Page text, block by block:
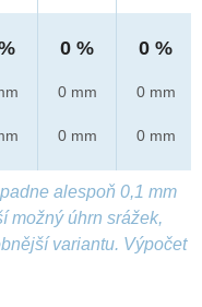
0 %
0 mm
0 mm
0 %
0 mm
0 mm
alespoň 0,1 mm
možný úhrn srážek,
variantu. Výpočet